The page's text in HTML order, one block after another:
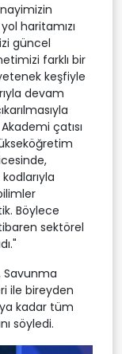
haritamızı
güncel
farklı bir
keşfiyle
devam
çatısı
Böylece
sektörel
Savunma
ile bireyden
kadar tüm
söyledi.